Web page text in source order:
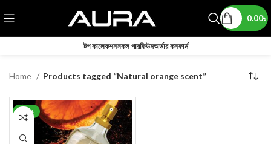
0.00৳
টপ কালেকশনসকল পারফিউমঅর্ডার কনফার্ম
Home Products tagged “Natural orange scent”
-20%